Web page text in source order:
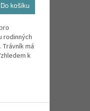
Do košíku
rodinných
má
k